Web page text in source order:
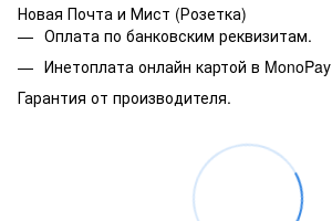
Новая Почта и Мист (Розетка)
Оплата по банковским реквизитам.
Инетоплата онлайн картой в MonoPay
Гарантия от производителя.